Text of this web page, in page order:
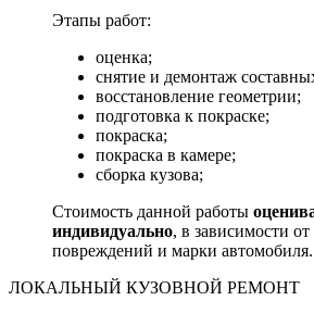
Этапы работ:
оценка;
снятие и демонтаж
восстановление геометрии;
подготовка к покраске;
покраска;
покраска в камере;
сборка кузова;
Стоимость данной работы
индивидуально, в зависимости
повреждений и марки автомобиля.
ЛОКАЛЬНЫЙ КУЗОВНОЙ РЕМОНТ